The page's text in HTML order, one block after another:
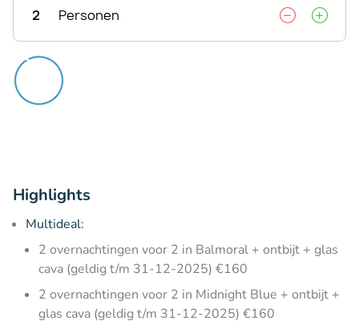
2 Personen
Highlights
Multideal:
2 overnachtingen voor 2 in Balmoral + ontbijt + glas
cava (geldig t/m 31-12-2025) €160
2 overnachtingen voor 2 in Midnight Blue + ontbijt +
glas cava (geldig t/m 31-12-2025) €160